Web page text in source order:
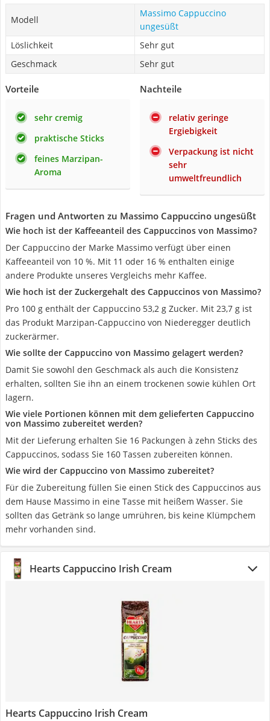
Modell
Massimo Cappuccino
ungesüßt
Löslichkeit
Sehr gut
Geschmack
Sehr gut
Vorteile
sehr cremig
praktische Sticks
feines Marzipan-
Aroma
Nachteile
relativ geringe
Ergiebigkeit
Verpackung ist nicht
sehr
umweltfreundlich
Fragen und Antworten zu Massimo Cappuccino ungesüßt
Wie hoch ist der Kaffeeanteil des Cappuccinos von Massimo?
Der Cappuccino der Marke Massimo verfügt über einen
Kaffeeanteil von 10 %. Mit 11 oder 16 % enthalten einige
andere Produkte unseres Vergleichs mehr Kaffee.
Wie hoch ist der Zuckergehalt des Cappuccinos von Massimo?
Pro 100 g enthält der Cappuccino 53,2 g Zucker. Mit 23,7 g ist
das Produkt Marzipan-Cappuccino von Niederegger deutlich
zuckerärmer.
Wie sollte der Cappuccino von Massimo gelagert werden?
Damit Sie sowohl den Geschmack als auch die Konsistenz
erhalten, sollten Sie ihn an einem trockenen sowie kühlen Ort
lagern.
Wie viele Portionen können mit dem gelieferten Cappuccino
von Massimo zubereitet werden?
Mit der Lieferung erhalten Sie 16 Packungen à zehn Sticks des
Cappuccinos, sodass Sie 160 Tassen zubereiten können.
Wie wird der Cappuccino von Massimo zubereitet?
Für die Zubereitung füllen Sie einen Stick des Cappuccinos aus
dem Hause Massimo in eine Tasse mit heißem Wasser. Sie
sollten das Getränk so lange umrühren, bis keine Klümpchem
mehr vorhanden sind.
Hearts Cappuccino Irish Cream
Hearts Cappuccino Irish Cream